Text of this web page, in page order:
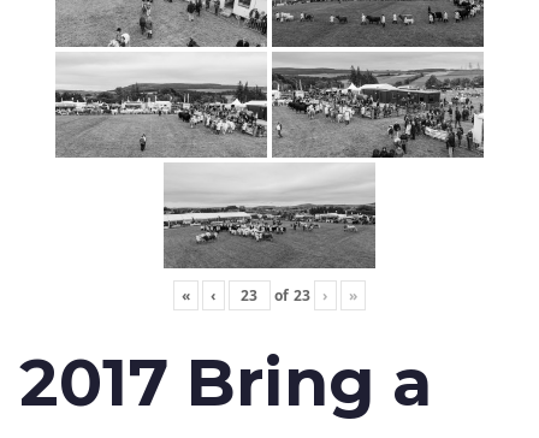
« ‹ of 23 › »
2017 Bring a